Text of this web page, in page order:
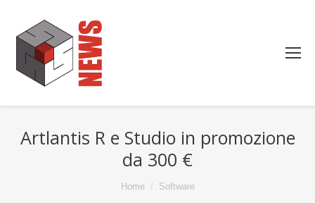
Artlantis R e Studio in promozione
da 300 €
Home Software